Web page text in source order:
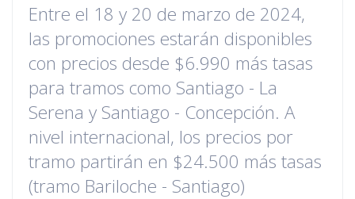
Entre el 18 y 20 de marzo de 2024,
las promociones estarán disponibles
con precios desde $6.990 más tasas
para tramos como Santiago - La
Serena y Santiago - Concepción. A
nivel internacional, los precios por
tramo partirán en $24.500 más tasas
(tramo Bariloche - Santiago)